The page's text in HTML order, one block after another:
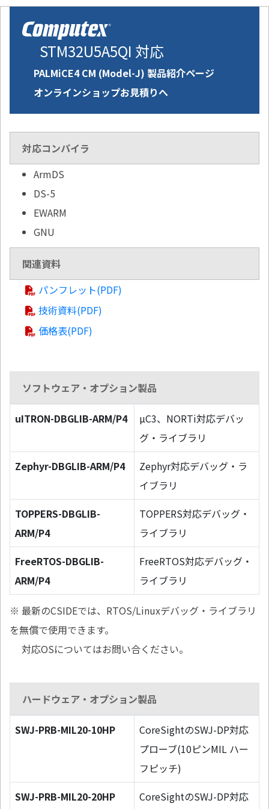
STM32U5A5QI 対応
PALMiCE4 CM (Model-J) 製品紹介ページ
オンラインショップお見積りへ
対応コンパイラ
ArmDS
DS-5
EWARM
GNU
関連資料
パンフレット(PDF)
技術資料(PDF)
価格表(PDF)
ソフトウェア・オプション製品
uITRON-DBGLIB-ARM/P4
µC3、NORTi対応デバッ
グ・ライブラリ
Zephyr-DBGLIB-ARM/P4
Zephyr対応デバッグ・ラ
イブラリ
TOPPERS-DBGLIB-
ARM/P4
TOPPERS対応デバッグ・
ライブラリ
FreeRTOS-DBGLIB-
ARM/P4
FreeRTOS対応デバッグ・
ライブラリ
※ 最新のCSIDEでは、RTOS/Linuxデバッグ・ライブラリ
を無償で使用できます。
対応OSについてはお問い合ください。
ハードウェア・オプション製品
SWJ-PRB-MIL20-10HP
CoreSightのSWJ-DP対応
プローブ(10ピンMIL ハー
フピッチ)
SWJ-PRB-MIL20-20HP
CoreSightのSWJ-DP対応